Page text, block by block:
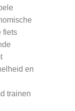
fiets
en
trainen